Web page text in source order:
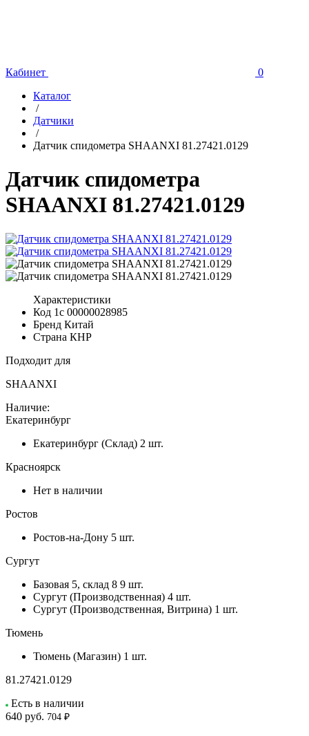
Кабинет
0
Каталог
/
Датчики
/
Датчик спидометра SHAANXI 81.27421.0129
Датчик спидометра
SHAANXI 81.27421.0129
Характеристики
Код 1с 00000028985
Бренд Китай
Страна КНР
Подходит для
SHAANXI
Наличие:
Екатеринбург
Екатеринбург (Склад) 2 шт.
Красноярск
Нет в наличии
Ростов
Ростов-на-Дону 5 шт.
Сургут
Базовая 5, склад 8 9 шт.
Сургут (Производственная) 4 шт.
Сургут (Производственная, Витрина) 1 шт.
Тюмень
Тюмень (Магазин) 1 шт.
81.27421.0129
Есть в наличии
640 руб. 704 ₽